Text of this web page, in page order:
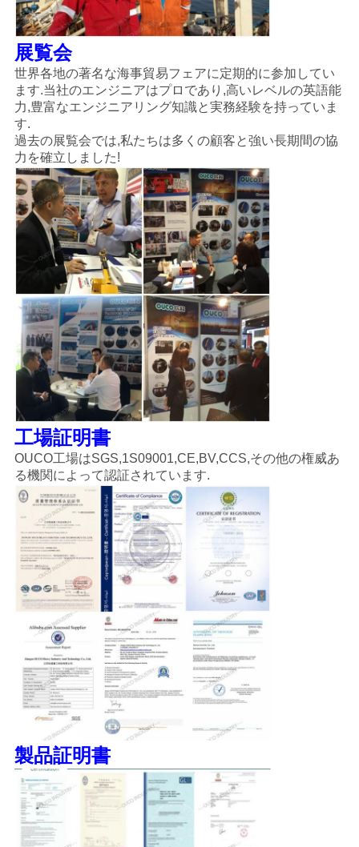
展覧会
世界各地の著名な海事貿易フェアに定期的に参加してい
ます.当社のエンジニアはプロであり,高いレベルの英語能
力,豊富なエンジニアリング知識と実務経験を持っていま
す.
過去の展覧会では,私たちは多くの顧客と強い長期間の協
力を確立しました!
工場証明書
OUCO工場はSGS,1S09001,CE,BV,CCS,その他の権威あ
る機関によって認証されています.
製品証明書